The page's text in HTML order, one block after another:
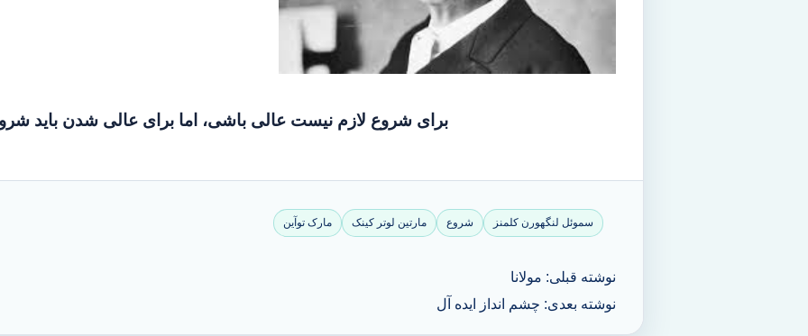
برای شروع لازم نیست عالی باشی، اما برای عالی شدن باید
سموئل لنگهورن کلمنز شروع مارتین لوتر کینک مارک توآین
راهبری
نوشته قبلی: مولانا
نوشته بعدی: چشم انداز ایده آل